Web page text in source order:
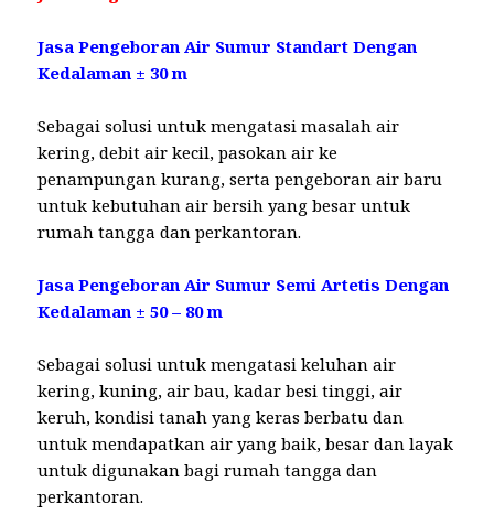
Jasa Pengeboran Air Sumur Standart Dengan
Kedalaman ± 30 m
Sebagai solusi untuk mengatasi masalah air
kering, debit air kecil, pasokan air ke
penampungan kurang, serta pengeboran air baru
untuk kebutuhan air bersih yang besar untuk
rumah tangga dan perkantoran.
Jasa Pengeboran Air Sumur Semi Artetis Dengan
Kedalaman ± 50 – 80 m
Sebagai solusi untuk mengatasi keluhan air
kering, kuning, air bau, kadar besi tinggi, air
keruh, kondisi tanah yang keras berbatu dan
untuk mendapatkan air yang baik, besar dan layak
untuk digunakan bagi rumah tangga dan
perkantoran.